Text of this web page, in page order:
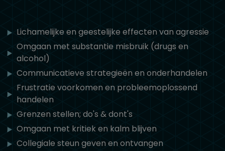
Lichamelijke en geestelijke effecten van agressie
Omgaan met substantie misbruik (drugs en
alcohol)
Communicatieve strategieën en onderhandelen
Frustratie voorkomen en probleemoplossend
handelen
Grenzen stellen; do's & dont's
Omgaan met kritiek en kalm blijven
Collegiale steun geven en ontvangen